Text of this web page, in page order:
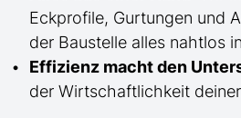
Eckprofile, Gurtungen und
der Baustelle alles nahtlos
Effizienz macht den
der Wirtschaftlichkeit